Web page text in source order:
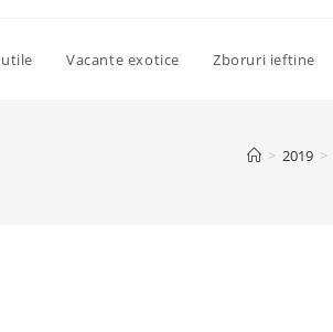
Vacante exotice Zboruri ieftine
> 2019 >